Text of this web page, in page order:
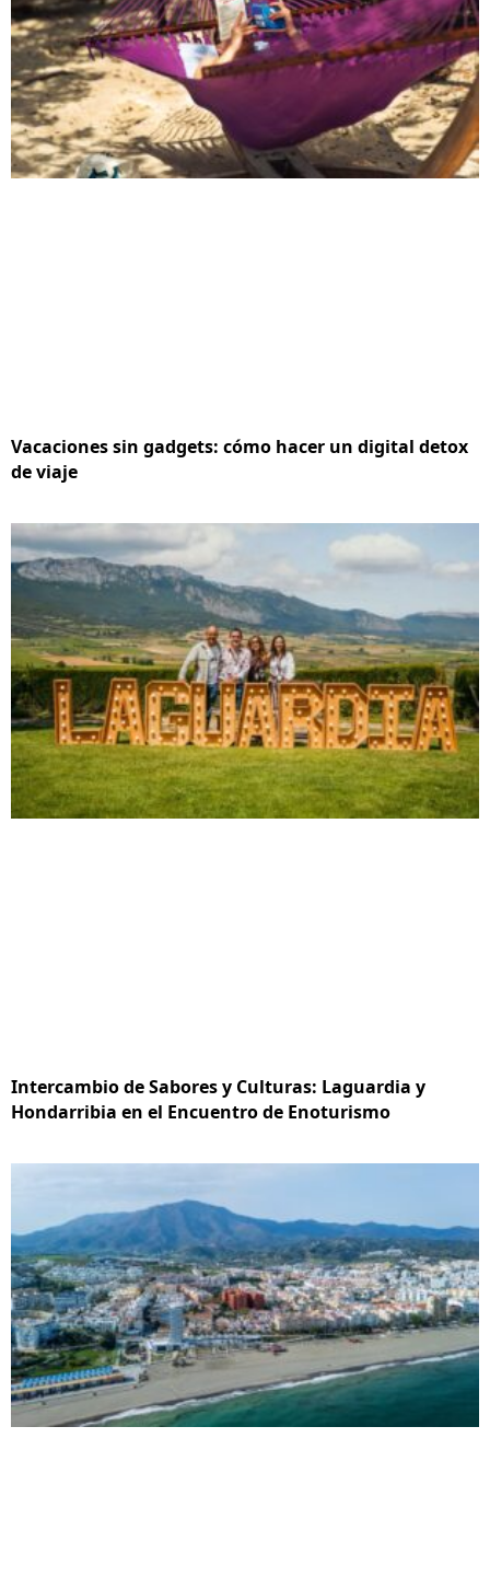
Vacaciones sin gadgets: cómo hacer un digital detox
de viaje
Intercambio de Sabores y Culturas: Laguardia y
Hondarribia en el Encuentro de Enoturismo